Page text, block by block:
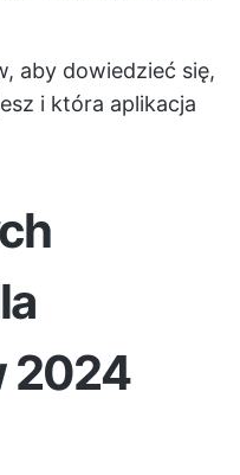
aby dowiedzieć się,
i która aplikacja
2024